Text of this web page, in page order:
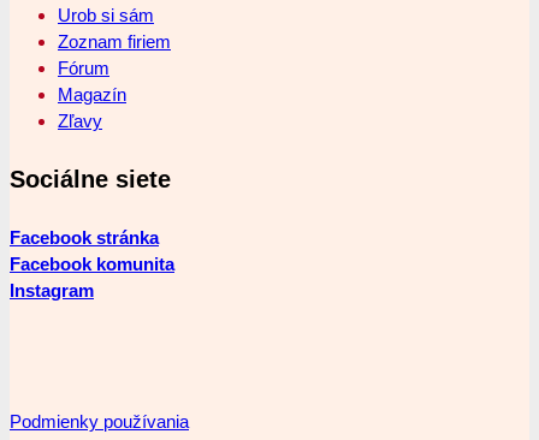
Urob si sám
Zoznam firiem
Fórum
Magazín
Zľavy
Sociálne siete
Facebook stránka
Facebook komunita
Instagram
Podmienky používania